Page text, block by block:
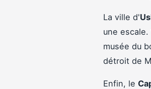
La ville d'
une
musée du
détroit de
Enfin, le